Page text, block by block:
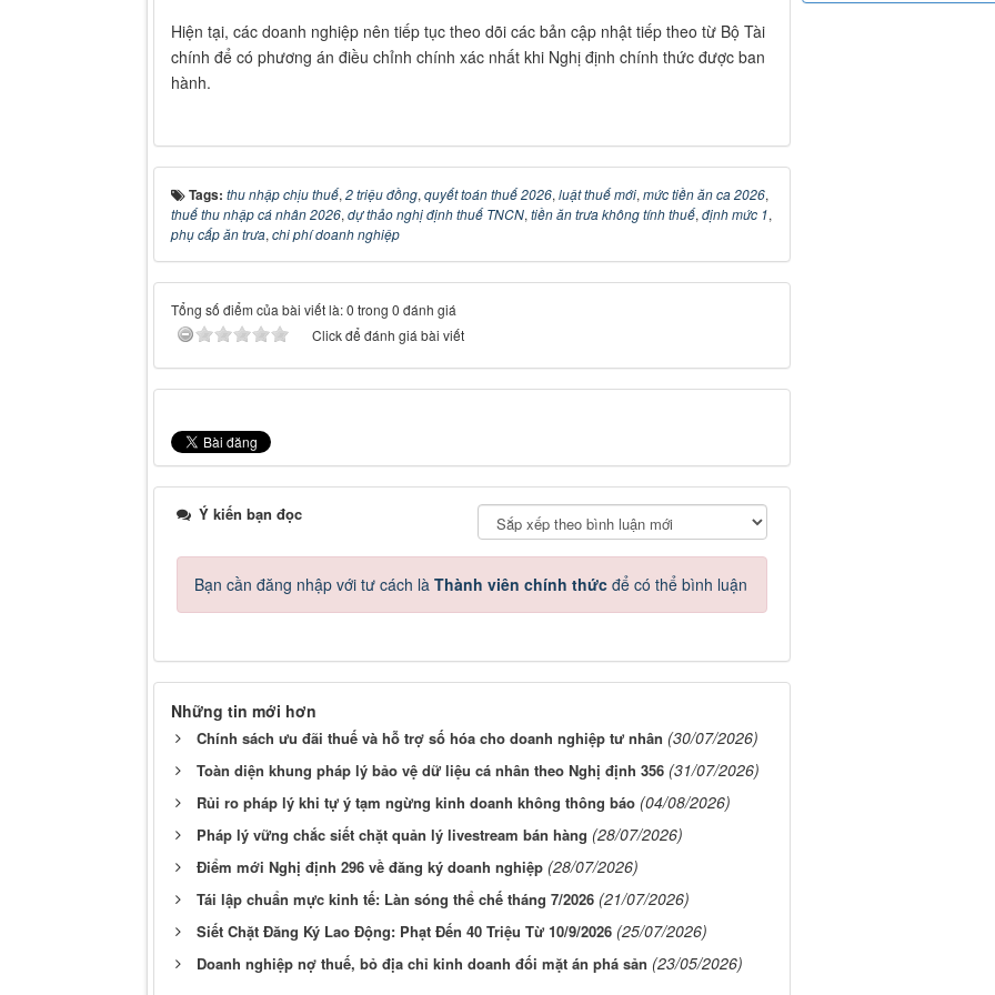
Hiện tại, các doanh nghiệp nên tiếp tục theo dõi các bản cập nhật tiếp theo từ Bộ Tài
chính để có phương án điều chỉnh chính xác nhất khi Nghị định chính thức được ban
hành.
Tags: thu nhập chịu thuế, 2 triệu đồng, quyết toán thuế 2026, luật thuế mới, mức tiền ăn ca 2026,
thuế thu nhập cá nhân 2026, dự thảo nghị định thuế TNCN, tiền ăn trưa không tính thuế, định mức 1,
phụ cấp ăn trưa, chi phí doanh nghiệp
Tổng số điểm của bài viết là: 0 trong 0 đánh giá
Click để đánh giá bài viết
Ý kiến bạn đọc
Bạn cần đăng nhập với tư cách là Thành viên chính thức để có thể bình luận
Những tin mới hơn
Chính sách ưu đãi thuế và hỗ trợ số hóa cho doanh nghiệp tư nhân (30/07/2026)
Toàn diện khung pháp lý bảo vệ dữ liệu cá nhân theo Nghị định 356 (31/07/2026)
Rủi ro pháp lý khi tự ý tạm ngừng kinh doanh không thông báo (04/08/2026)
Pháp lý vững chắc siết chặt quản lý livestream bán hàng (28/07/2026)
Điểm mới Nghị định 296 về đăng ký doanh nghiệp (28/07/2026)
Tái lập chuẩn mực kinh tế: Làn sóng thể chế tháng 7/2026 (21/07/2026)
Siết Chặt Đăng Ký Lao Động: Phạt Đến 40 Triệu Từ 10/9/2026 (25/07/2026)
Doanh nghiệp nợ thuế, bỏ địa chỉ kinh doanh đối mặt án phá sản (23/05/2026)